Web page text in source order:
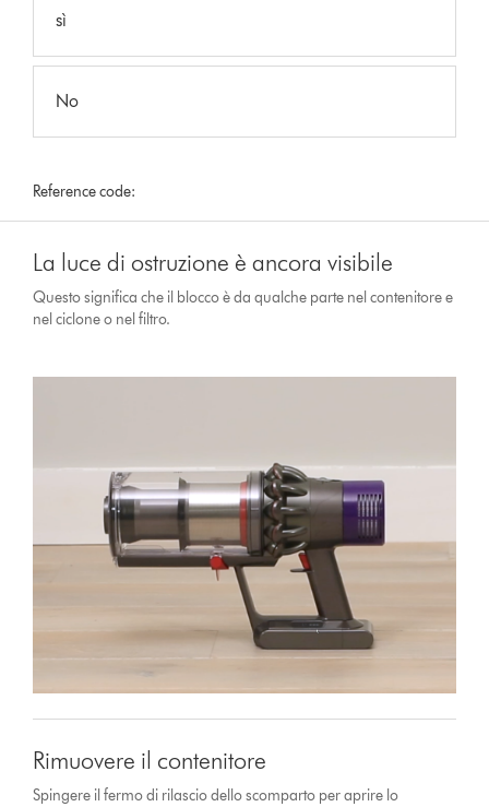
sì
No
Reference code:
La luce di ostruzione è ancora visibile
Questo significa che il blocco è da qualche parte nel contenitore e
nel ciclone o nel filtro.
Rimuovere il contenitore
Spingere il fermo di rilascio dello scomparto per aprire lo